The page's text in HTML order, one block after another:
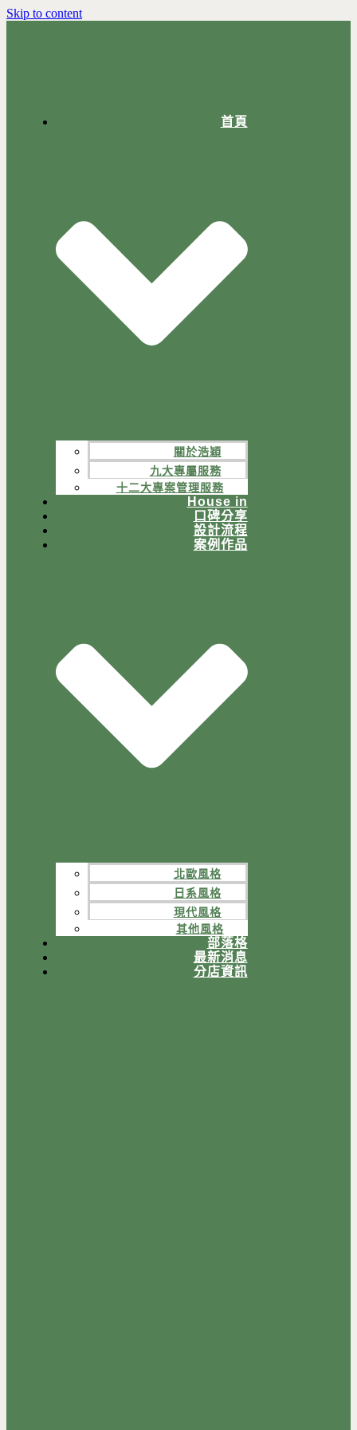
Skip to content
首頁
關於浩穎
九大專屬服務
十二大專案管理服務
House in
口碑分享
設計流程
案例作品
北歐風格
日系風格
現代風格
其他風格
部落格
最新消息
分店資訊